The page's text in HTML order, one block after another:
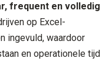
frequent en volledig
op Excel-
ingevuld, waardoor
en operationele tijd